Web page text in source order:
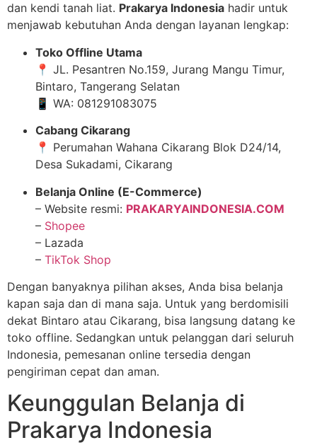
dan kendi tanah liat. Prakarya Indonesia hadir untuk
menjawab kebutuhan Anda dengan layanan lengkap:
Toko Offline Utama
📍 JL. Pesantren No.159, Jurang Mangu Timur,
Bintaro, Tangerang Selatan
📱 WA: 081291083075
Cabang Cikarang
📍 Perumahan Wahana Cikarang Blok D24/14,
Desa Sukadami, Cikarang
Belanja Online (E-Commerce)
– Website resmi: PRAKARYAINDONESIA.COM
– Shopee
– Lazada
– TikTok Shop
Dengan banyaknya pilihan akses, Anda bisa belanja
kapan saja dan di mana saja. Untuk yang berdomisili
dekat Bintaro atau Cikarang, bisa langsung datang ke
toko offline. Sedangkan untuk pelanggan dari seluruh
Indonesia, pemesanan online tersedia dengan
pengiriman cepat dan aman.
Keunggulan Belanja di
Prakarya Indonesia